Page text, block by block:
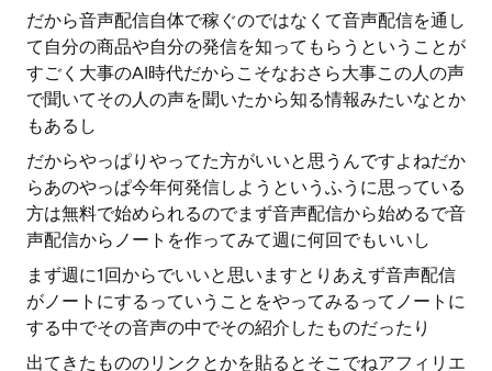
だから音声配信自体で稼ぐのではなくて音声配信を通し
て自分の商品や自分の発信を知ってもらうということが
すごく大事のAI時代だからこそなおさら大事この人の声
で聞いてその人の声を聞いたから知る情報みたいなとか
もあるし
だからやっぱりやってた方がいいと思うんですよねだか
らあのやっぱ今年何発信しようというふうに思っている
方は無料で始められるのでまず音声配信から始めるで音
声配信からノートを作ってみて週に何回でもいいし
まず週に1回からでいいと思いますとりあえず音声配信
がノートにするっていうことをやってみるってノートに
する中でその音声の中でその紹介したものだったり
出てきたもののリンクとかを貼るとそこでねアフィリエ